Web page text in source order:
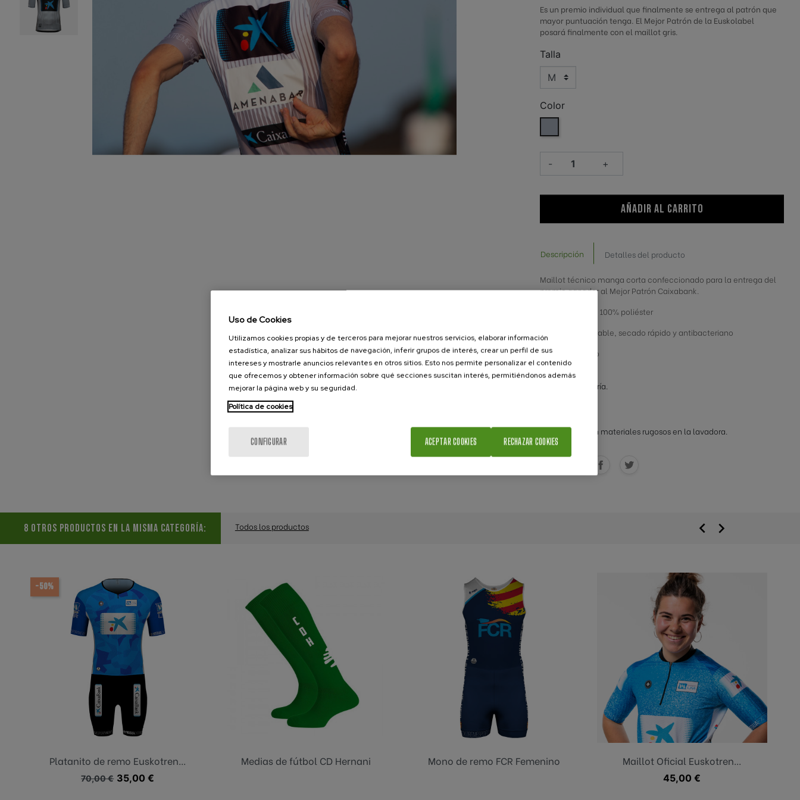
Bidasoa Atletiko Taldea -
B.A.T.
CD Anaitasuna
FER | Federación Española de
Club Deportivo Elgoibar
Donosti Kayak
Federación Guipuzcoana de
Hockey
Baloncesto
SD Lengokoak Fútbol | Tolosa CF Txapel Aundi Martutene
Hernani Gimnasia Kirol Kluba Train running
Es un premio individual que finalmente se entrega al patrón que
mayor puntuación tenga. El Mejor Patrón de la Euskolabel
posará finalmente con el maillot gris.
Talla
Color
- +
AÑADIR AL CARRITO
Descripción Detalles del producto
Maillot técnico manga corta confeccionado para la entrega del
premio ganador al Mejor Patrón Caixabank.
- Composición: 100% poliéster
- Tejido transpirable, secado rápido y antibacteriano
Modo de lavado
Lavar del revés.
Lavar en agua fría.
No mezclar con materiales rugosos en la lavadora.
8 OTROS PRODUCTOS EN LA MISMA CATEGORÍA: Todos los productos 
Azul claro+royal
Platanito de remo Euskotren...
Precio base
70,00 € Precio
35,00 €
-50%
Medias de fútbol CD Hernani Azul marino
Mono de remo FCR Femenino Azul
Maillot Oficial Euskotren...
Precio
45,00 €

Uso de Cookies
Utilizamos cookies propias y de terceros para mejorar nuestros servicios, elaborar información
estadística, analizar sus hábitos de navegación, inferir grupos de interés, crear un perfil de sus
intereses y mostrarle anuncios relevantes en otros sitios. Esto nos permite personalizar el contenido
que ofrecemos y obtener información sobre qué secciones suscitan interés, permitiéndonos además
mejorar la página web y su seguridad.
Política de cookies
CONFIGURAR RECHAZAR COOKIES
ACEPTAR COOKIES